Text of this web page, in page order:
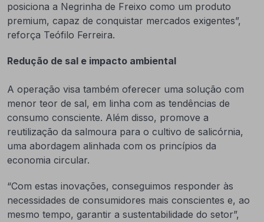
posiciona a Negrinha de Freixo como um produto
premium, capaz de conquistar mercados exigentes”,
reforça Teófilo Ferreira.
Redução de sal e impacto ambiental
A operação visa também oferecer uma solução com
menor teor de sal, em linha com as tendências de
consumo consciente. Além disso, promove a
reutilização da salmoura para o cultivo de salicórnia,
uma abordagem alinhada com os princípios da
economia circular.
“Com estas inovações, conseguimos responder às
necessidades de consumidores mais conscientes e, ao
mesmo tempo, garantir a sustentabilidade do setor”,